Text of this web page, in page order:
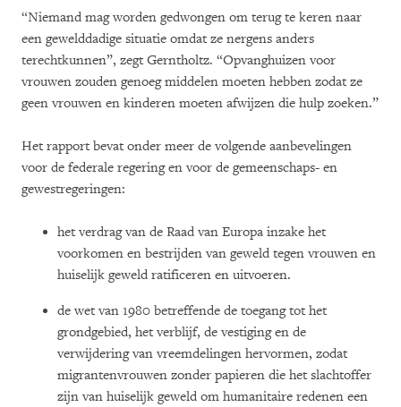
“Niemand mag worden gedwongen om terug te keren naar
een gewelddadige situatie omdat ze nergens anders
terechtkunnen”, zegt Gerntholtz. “Opvanghuizen voor
vrouwen zouden genoeg middelen moeten hebben zodat ze
geen vrouwen en kinderen moeten afwijzen die hulp zoeken.”
Het rapport bevat onder meer de volgende aanbevelingen
voor de federale regering en voor de gemeenschaps- en
gewestregeringen:
het verdrag van de Raad van Europa inzake het
voorkomen en bestrijden van geweld tegen vrouwen en
huiselijk geweld ratificeren en uitvoeren.
de wet van 1980 betreffende de toegang tot het
grondgebied, het verblijf, de vestiging en de
verwijdering van vreemdelingen hervormen, zodat
migrantenvrouwen zonder papieren die het slachtoffer
zijn van huiselijk geweld om humanitaire redenen een